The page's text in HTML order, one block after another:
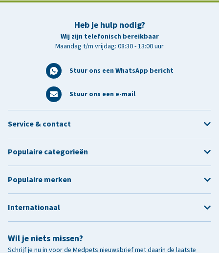
Heb je hulp nodig?
Wij zijn telefonisch bereikbaar
Maandag t/m vrijdag: 08:30 - 13:00 uur
Stuur ons een WhatsApp bericht
Stuur ons een e-mail
Wil je niets missen?
Schrijf je nu in voor de Medpets nieuwsbrief met daarin de laatste
Service & contact
Populaire categorieën
Populaire merken
Internationaal